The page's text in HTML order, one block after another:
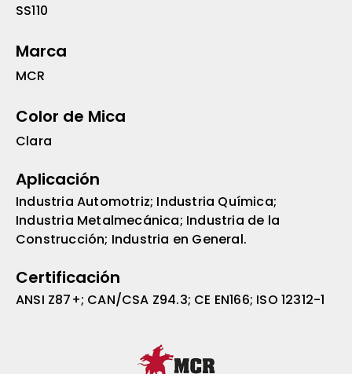
SS110
Marca
MCR
Color de Mica
Clara
Aplicación
Industria Automotriz; Industria Química;
Industria Metalmecánica; Industria de la
Construcción; Industria en General.
Certificación
ANSI Z87+; CAN/CSA Z94.3; CE EN166; ISO 12312-1